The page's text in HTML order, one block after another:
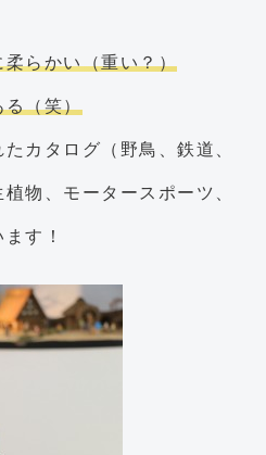
らかい（重い？）
る（笑）
カタログ（野鳥、鉄道、
物、モータースポーツ、
す！